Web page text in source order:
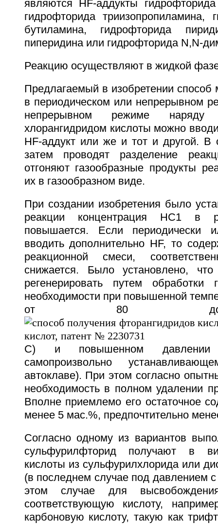
являются HF-аддукты
гидрофторида триизопропиламина,
бутиламина, гидрофторида
пиперидина или гидрофторида N,N-
Реакцию осуществляют в жидкой
Предлагаемый в изобретении способ
в периодическом или непрерывном
непрерывном режиме
хлорангидридом кислоты можно
НF-аддукт или же и тот и другой. В
затем проводят разделение
отгоняют газообразные продукты
их в газообразном виде.
При создании изобретения было
реакции концентрация НС1 в
повышается. Если периодически
вводить дополнительно HF, то
реакционной смеси,
снижается. Было установлено, что
регенерировать путем обработки
необходимости при повышенной
от 80
С) и повышенном давлении
самопроизвольно
автоклаве). При этом согласно
необходимость в полном удалении
Вполне приемлемо его остаточное
менее 5 мас.%, предпочтительно
Согласно одному из вариантов
сульфурилфторид получают в
кислоты из сульфурилхлорида или
(в последнем случае под давлением
этом случае для
соответствующую кислоту,
карбоновую кислоту, такую как